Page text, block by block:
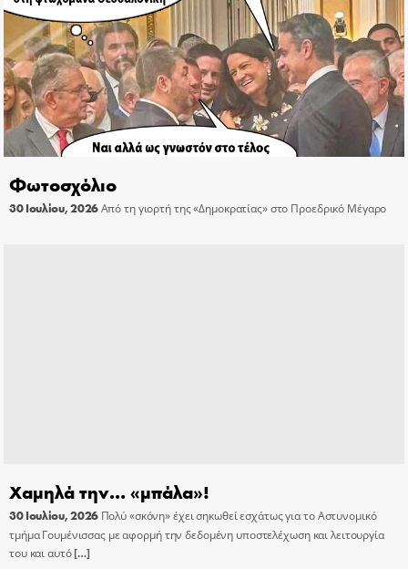
Φωτοσχόλιο
30 Ιουλίου, 2026Από τη γιορτή της «Δημοκρατίας» στο Προεδρικό Μέγαρο
Χαμηλά την… «μπάλα»!
30 Ιουλίου, 2026 Πολύ «σκόνη» έχει σηκωθεί εσχάτως για το Αστυνομικό
τμήμα Γουμένισσας με αφορμή την δεδομένη υποστελέχωση και λειτουργία
του και αυτό[…]